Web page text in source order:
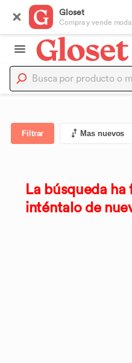
Gloset
Compra y vende moda
Filtrar Mas nuevos
La búsqueda
inténtalo de